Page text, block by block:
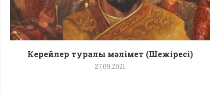
Керейлер туралы мәлімет (Шежіресі)
27.09.2021